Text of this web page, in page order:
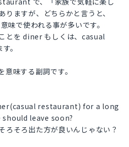
ますが、どちらかと言うと、
味で使われる事が多いです。
とを diner もしくは、casual
。
味する副詞です。
restaurant) for a long
leave soon?
ろそろ出た方が良いんじゃない？